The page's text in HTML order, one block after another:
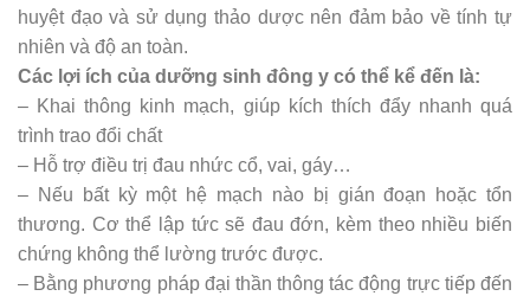
huyệt đạo và sử dụng thảo dược nên đảm bảo về tính tự
nhiên và độ an toàn.
Các lợi ích của dưỡng sinh đông y có thể kể đến là:
– Khai thông kinh mạch, giúp kích thích đẩy nhanh quá
trình trao đổi chất
– Hỗ trợ điều trị đau nhức cổ, vai, gáy…
– Nếu bất kỳ một hệ mạch nào bị gián đoạn hoặc tổn
thương. Cơ thể lập tức sẽ đau đớn, kèm theo nhiều biến
chứng không thể lường trước được.
– Bằng phương pháp đại thần thông tác động trực tiếp đến